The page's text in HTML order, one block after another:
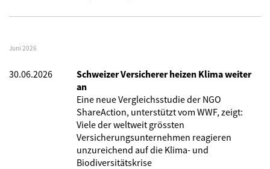
Juni 2026
30.06.2026
Schweizer Versicherer heizen Klima weiter
an
Eine neue Vergleichsstudie der NGO
ShareAction, unterstützt vom WWF, zeigt:
Viele der weltweit grössten
Versicherungsunternehmen reagieren
unzureichend auf die Klima- und
Biodiversitätskrise